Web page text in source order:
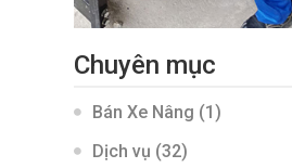
Chuyên mục
Bán Xe Nâng (1)
Dịch vụ (32)